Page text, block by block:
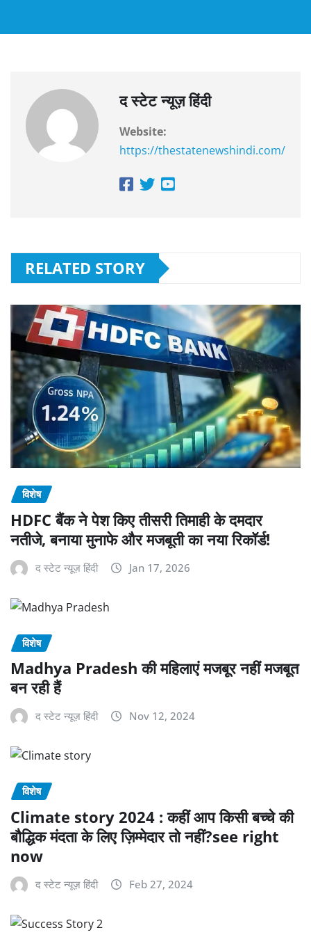
द स्टेट न्यूज़ हिंदी
Website:
https://thestatenewshindi.com/
RELATED STORY
विशेष
HDFC बैंक ने पेश किए तीसरी तिमाही के दमदार
नतीजे, बनाया मुनाफे और मजबूती का नया रिकॉर्ड!
द स्टेट न्यूज़ हिंदी Jan 17, 2026
विशेष
Madhya Pradesh की महिलाएं मजबूर नहीं मजबूत
बन रही हैं
द स्टेट न्यूज़ हिंदी Nov 12, 2024
विशेष
Climate story 2024 : कहीं आप किसी बच्चे की
बौद्धिक मंदता के लिए ज़िम्मेदार तो नहीं?see right
now
द स्टेट न्यूज़ हिंदी Feb 27, 2024